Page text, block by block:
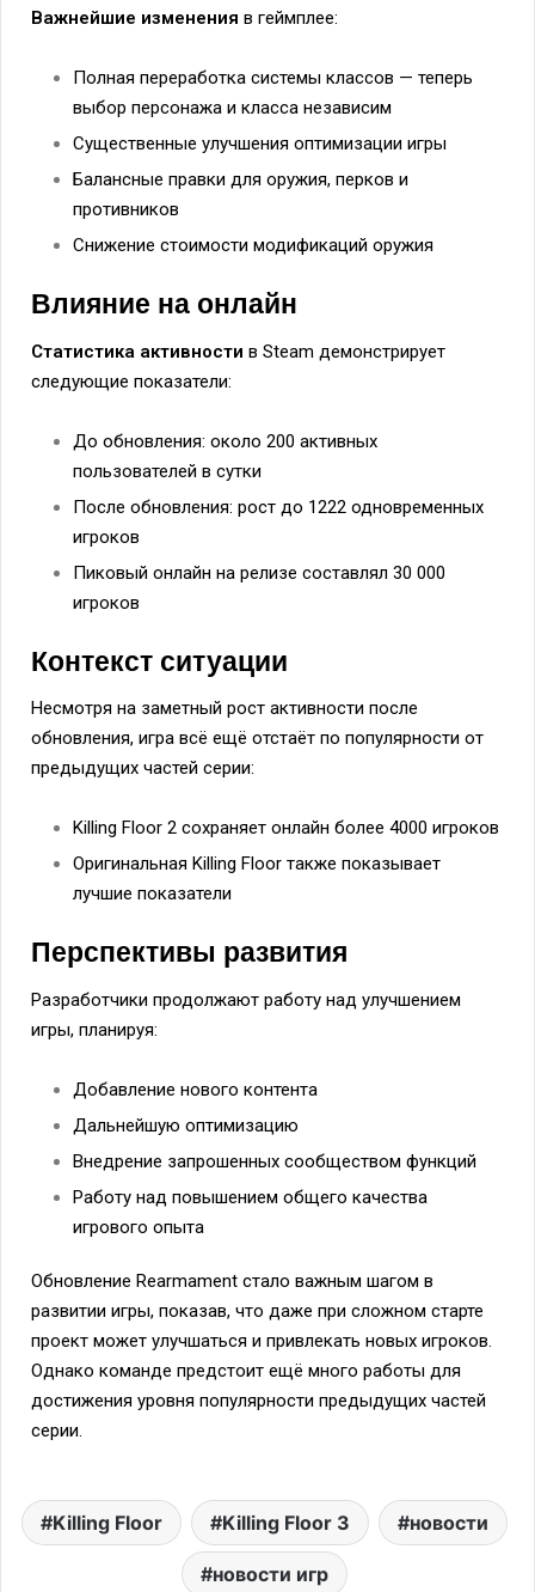
Важнейшие изменения в геймплее:
Полная переработка системы классов — теперь
выбор персонажа и класса независим
Существенные улучшения оптимизации игры
Балансные правки для оружия, перков и
противников
Снижение стоимости модификаций оружия
Влияние на онлайн
Статистика активности в Steam демонстрирует
следующие показатели:
До обновления: около 200 активных
пользователей в сутки
После обновления: рост до 1222 одновременных
игроков
Пиковый онлайн на релизе составлял 30 000
игроков
Контекст ситуации
Несмотря на заметный рост активности после
обновления, игра всё ещё отстаёт по популярности от
предыдущих частей серии:
Killing Floor 2 сохраняет онлайн более 4000 игроков
Оригинальная Killing Floor также показывает
лучшие показатели
Перспективы развития
Разработчики продолжают работу над улучшением
игры, планируя:
Добавление нового контента
Дальнейшую оптимизацию
Внедрение запрошенных сообществом функций
Работу над повышением общего качества
игрового опыта
Обновление Rearmament стало важным шагом в
развитии игры, показав, что даже при сложном старте
проект может улучшаться и привлекать новых игроков.
Однако команде предстоит ещё много работы для
достижения уровня популярности предыдущих частей
серии.
Killing Floor Killing Floor 3 новости
новости игр